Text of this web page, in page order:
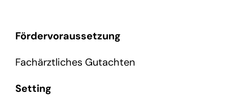
Fördervoraussetzung
Fachärztliches Gutachten
Setting